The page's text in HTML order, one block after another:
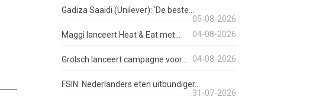
Gadiza Saaidi (Unilever): 'De beste...
05-08-2026
Maggi lanceert Heat & Eat met...
04-08-2026
Grolsch lanceert campagne voor... 04-08-2026
FSIN: Nederlanders eten uitbundiger...
31-07-2026